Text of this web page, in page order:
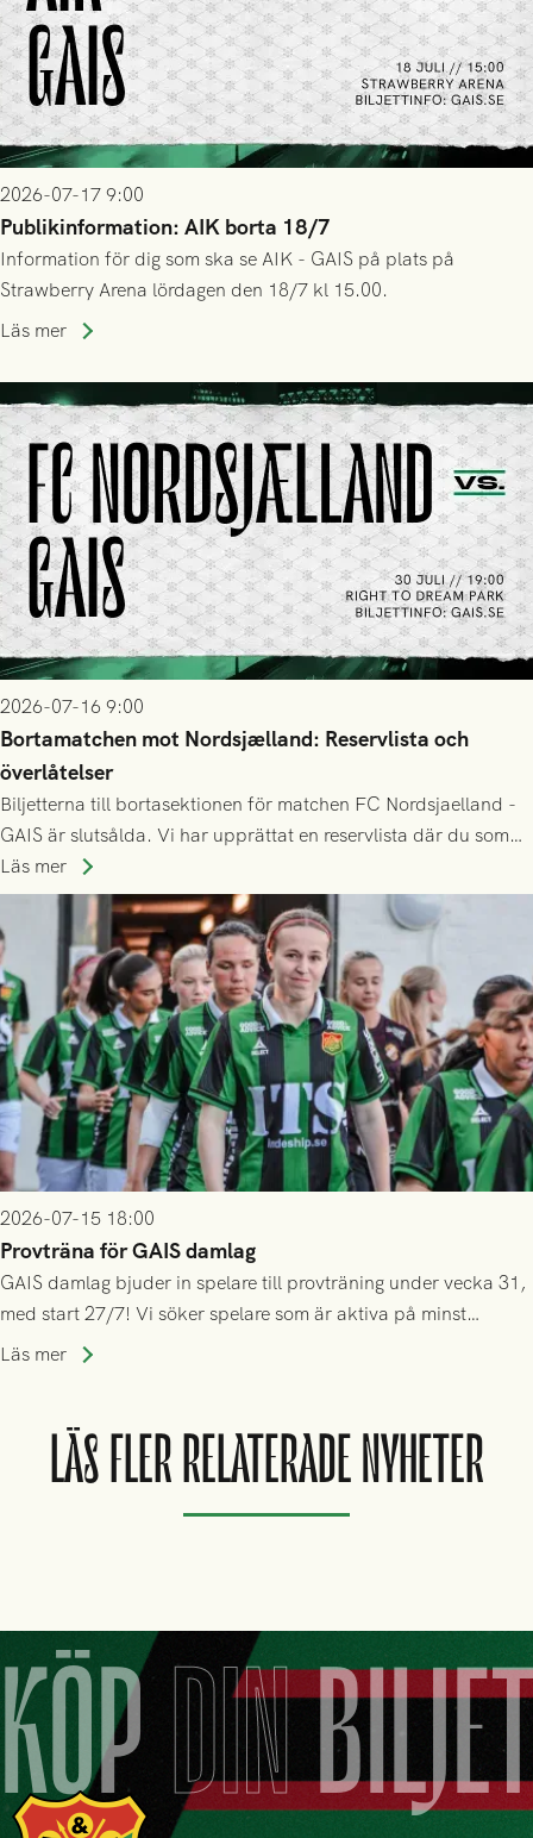
2026-07-17 9:00
Publikinformation: AIK borta 18/7
Information för dig som ska se AIK - GAIS på plats på
Strawberry Arena lördagen den 18/7 kl 15.00.
Läs mer
2026-07-16 9:00
Bortamatchen mot Nordsjælland: Reservlista och
överlåtelser
Biljetterna till bortasektionen för matchen FC Nordsjaelland -
GAIS är slutsålda. Vi har upprättat en reservlista där du som
ännu inte har någon biljett kan anmäla ditt intresse. Du kan
inte själv överlåta din biljett till någon annan.
Läs mer
2026-07-15 18:00
Provträna för GAIS damlag
GAIS damlag bjuder in spelare till provträning under vecka 31,
med start 27/7! Vi söker spelare som är aktiva på minst
division 3-nivå.
Läs mer
LÄS FLER RELATERADE NYHETER
KÖPDIN